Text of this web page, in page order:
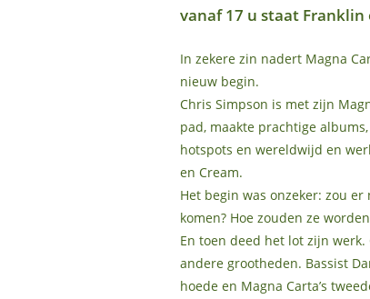
vanaf 17 u staat
In zekere zin nadert Magna
nieuw begin.
Chris Simpson is met zijn
pad, maakte prachtige
hotspots en wereldwijd en
en Cream.
Het begin was onzeker: zou
komen? Hoe zouden ze
En toen deed het lot zijn
andere grootheden. Bassist
hoede en Magna Carta’s